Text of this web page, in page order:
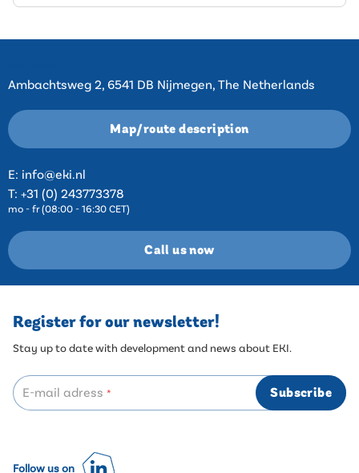
Ambachtsweg 2, 6541 DB Nijmegen, The Netherlands
Map/route description
E: info@eki.nl
T: +31 (0) 243773378
mo - fr (08:00 - 16:30 CET)
Call us now
Register for our newsletter!
Stay up to date with development and news about EKI.
E-mail adress * Subscribe
Follow us on